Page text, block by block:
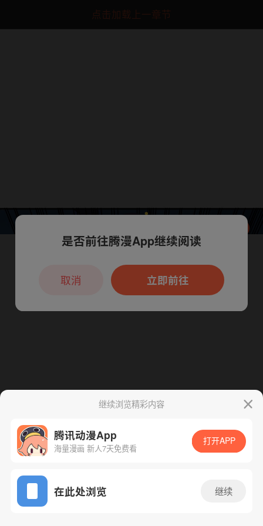
点击加载上一章节
App免费看
腾漫App免费看
继续浏览精彩内容
腾讯动漫App
海量漫画 新人7天免费看
打开APP
在此处浏览 继续
本章节仅支持App阅读，可打开App新用
户7天免费看
是否前往腾漫App继续阅读
立即前往
取消